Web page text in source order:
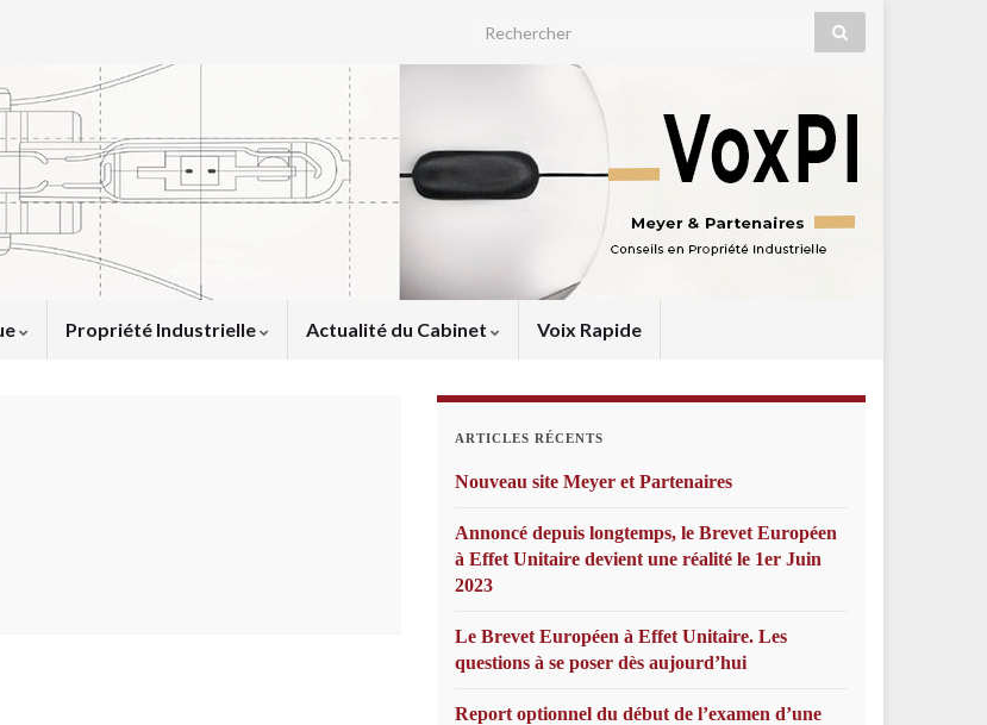
Search for:
Propriété Industrielle Actualité du Cabinet Voix Rapide
ARTICLES RÉCENTS
Nouveau site Meyer et Partenaires
Annoncé depuis longtemps, le Brevet Européen
à Effet Unitaire devient une réalité le 1er Juin
2023
Le Brevet Européen à Effet Unitaire. Les
questions à se poser dès aujourd’hui
Report optionnel du début de l’examen d’une